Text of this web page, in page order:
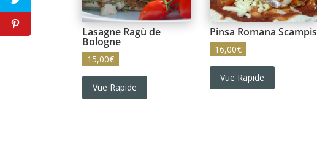
Lasagne Ragù de
Bologne
15,00€
Vue Rapide
Pinsa Romana Scampis
16,00€
Vue Rapide